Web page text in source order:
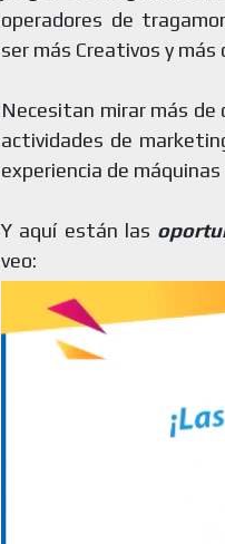
operadores de
ser más Creativos y más
Necesitan mirar más
actividades de
experiencia de
Y aquí están las
veo: